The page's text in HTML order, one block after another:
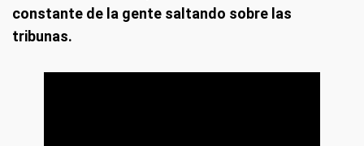
constante de la gente saltando sobre las
tribunas.